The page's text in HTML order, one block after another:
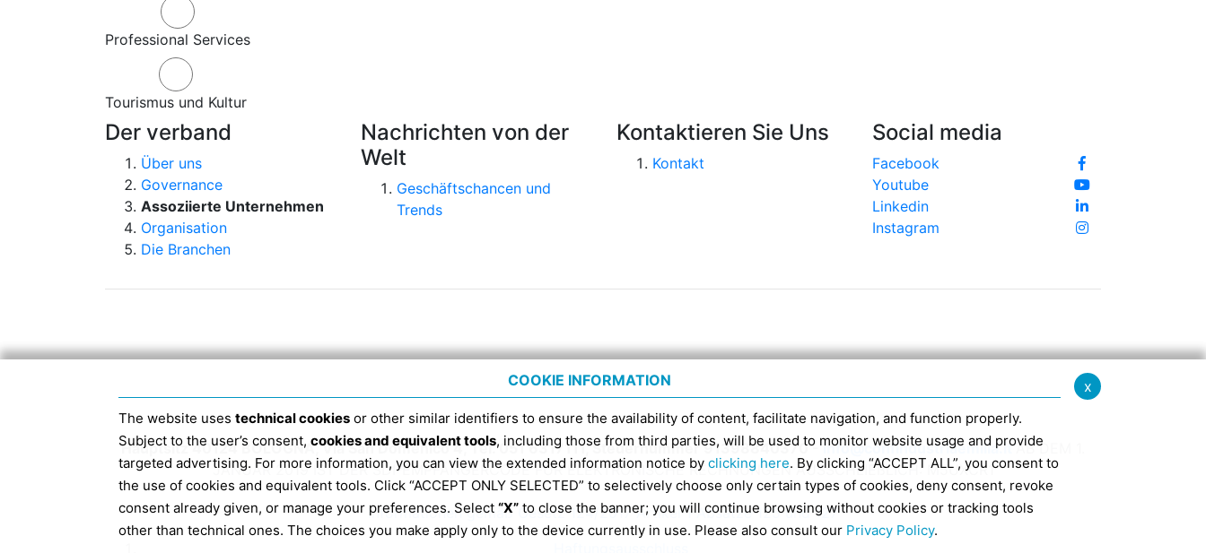
Professional Services
Tourismus und Kultur
Der verband
Über uns
Governance
Assoziierte Unternehmen
Organisation
Die Branchen
Nachrichten von der
Welt
Geschäftschancen und
Trends
Kontaktieren Sie Uns
Kontakt
Social media
Facebook
Youtube
Linkedin
Instagram
Hauptsitz 40124 BOLOGNA, Via San Domenico 4, Tel. 051 6317111, Steuernummer 91398840370 -info@confindustriaemilia.it AB DEM 1.
JANUAR 2019 IST DER SDI-EMPFÄNGERCODE FÜR ELEKTRONISCHE RECHNUNGEN AUSSCHLIEßLICH: M5UXCR1
Informationen gemäß Gesetz 124/2017 Artikel 1 Absätze 125 und 127
x
COOKIE INFORMATION
The website uses technical cookies or other similar identifiers to ensure the availability of content, facilitate navigation, and function properly.
Subject to the user’s consent, cookies and equivalent tools, including those from third parties, will be used to monitor website usage and provide
targeted advertising. For more information, you can view the extended information notice by clicking here. By clicking “ACCEPT ALL”, you consent to
the use of cookies and equivalent tools. Click “ACCEPT ONLY SELECTED” to selectively choose only certain types of cookies, deny consent, revoke
consent already given, or manage your preferences. Select “X” to close the banner; you will continue browsing without cookies or tracking tools
other than technical ones. The choices you make apply only to the device currently in use. Please also consult our Privacy Policy.